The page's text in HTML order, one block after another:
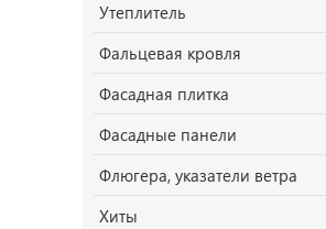
Утеплитель
Фальцевая кровля
Фасадная плитка
Фасадные панели
Флюгера, указатели ветра
Хиты